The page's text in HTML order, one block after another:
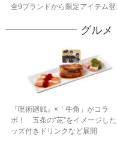
全9ブランドから限定アイテム
グル
『呪術廻戦』×「牛角」がコラ
ボ！ 五条の“茈”をイメージし
ッズ付きドリンクなど展開